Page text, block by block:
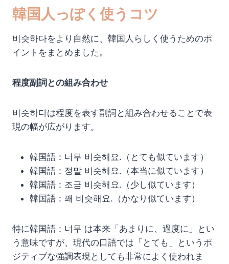
韓国人っぽく使うコツ
비슷하다をより自然に、韓国人らしく使うためのポ
イントをまとめました。
程度副詞との組み合わせ
비슷하다は程度を表す副詞と組み合わせることで表
現の幅が広がります。
韓国語：너무 비슷해요.（とても似ています）
韓国語：정말 비슷해요.（本当に似ています）
韓国語：조금 비슷해요.（少し似ています）
韓国語：꽤 비슷해요.（かなり似ています）
特に韓国語：너무 は本来「あまりに、過度に」とい
う意味ですが、現代の口語では「とても」というポ
ジティブな強調表現としても非常によく使われま